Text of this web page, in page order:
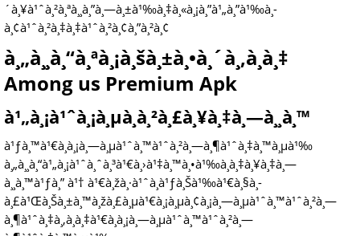
´à¸¥à¹ˆà¸²à¸ªà¸¸à¸”à¸—à¸±à¹‰à¸‡à¸«à¸¡à¸”à¹„à¸”à¹‰à¸­
à¸¢à¹ˆà¸²à¸‡à¸‡à¹ˆà¸²à¸¢à¸”à¸²à¸¢
à¸„à¸¸à¸“à¸ªà¸¡à¸šà¸±à¸•à¸´à¸‚à¸­à¸‡
Among us Premium Apk
à¹„à¸¡à¹ˆà¸¡à¸µà¸à¸²à¸£à¸¥à¸‡à¸—à¸¸à¸™
à¹ƒà¸™à¹€à¸à¸¡à¸—à¸µà¹ˆà¸™à¹ˆà¸²à¸—à¸¶à¹ˆà¸‡à¸™à¸µà¹‰
à¸„à¸¸à¸“à¹„à¸¡à¹ˆà¸ˆà¸³à¹€à¸›à¹‡à¸™à¸•à¹‰à¸­à¸‡à¸¥à¸‡à¸—
à¸¸à¸™à¹ƒà¸” à¹† à¹€à¸žà¸·à¹ˆà¸­à¹ƒà¸Šà¹‰à¹€à¸§à¸­
à¸£à¹Œà¸Šà¸±à¸™à¸žà¸£à¸µà¹€à¸¡à¸µà¸¢à¸¡à¸—à¸µà¹ˆà¸™à¹ˆà¸²à¸—
à¸¶à¹ˆà¸‡à¸‚à¸­à¸‡à¹€à¸à¸¡à¸—à¸µà¹ˆà¸™à¹ˆà¸²à¸—